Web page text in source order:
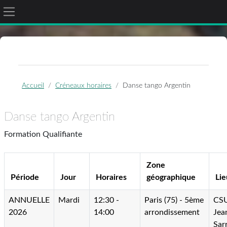
Passer au contenu principal
Panneau latéral
Accueil Créneaux horaires Danse tango Argentin
Danse tango Argentin
Formation Qualifiante
Période Jour Horaires
Zone
géographique
ANNUELLE
2026
Mardi
12:30 -
14:00
Paris (75) - 5ème
arrondissement